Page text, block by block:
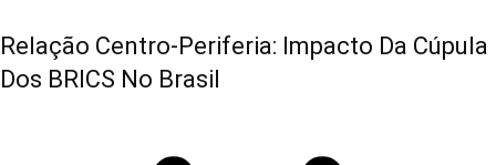
Relação Centro-Periferia: Impacto Da Cúpula
Dos BRICS No Brasil